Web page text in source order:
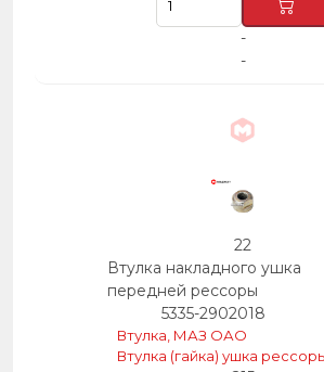
-
-
22
Втулка накладного ушка
передней рессоры
5335-2902018
Втулка, МАЗ ОАО
Втулка (гайка) ушка